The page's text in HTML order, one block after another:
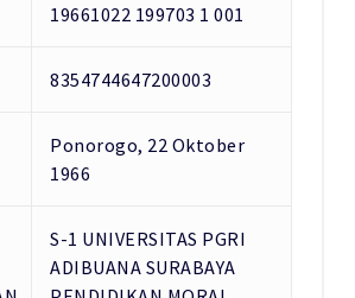
19661022 199703 1 001
8354744647200003
Ponorogo, 22 Oktober
1966
S-1 UNIVERSITAS PGRI
ADIBUANA SURABAYA